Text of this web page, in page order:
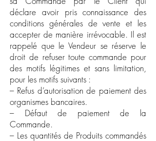
déclare avoir pris connaissance des
conditions générales de vente et les
accepter de manière irrévocable. Il est
rappelé que le Vendeur se réserve le
droit de refuser toute commande pour
des motifs légitimes et sans limitation,
pour les motifs suivants :
– Refus d’autorisation de paiement des
organismes bancaires.
– Défaut de paiement de la
Commande.
– Les quantités de Produits commandés